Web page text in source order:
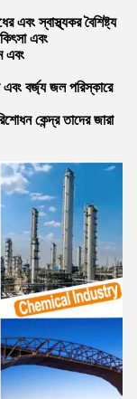
এবং স্বাস্থ্যকর বৈশিষ্ট্য
এবং
এবং
বর্জ্য জল পরিস্কারে
কেন্দ্র তাদের জারা